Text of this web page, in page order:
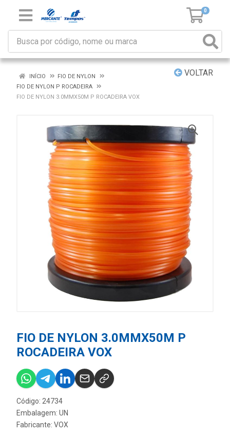
0
VOLTAR
INÍCIO
FIO DE NYLON
FIO DE NYLON P ROCADEIRA
FIO DE NYLON 3.0MMX50M P ROCADEIRA VOX
FIO DE NYLON 3.0MMX50M P
ROCADEIRA VOX
Código: 24734
Embalagem: UN
Fabricante: VOX